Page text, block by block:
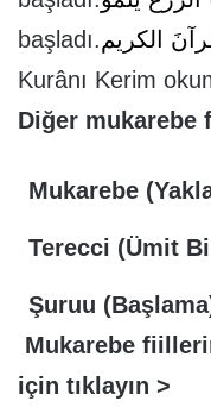
başladı.الكريم
Kurânı Kerim
Diğer mukarebe
Mukarebe
Terecci (Ümit
Şuruu
Mukarebe
için tıklayın >